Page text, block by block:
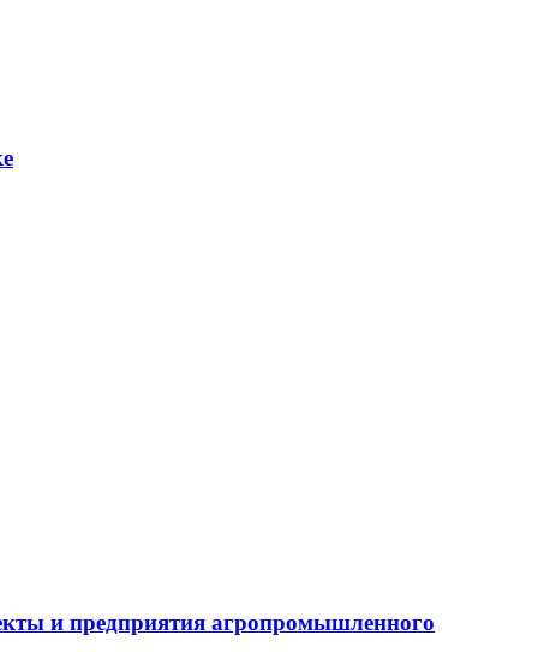
и предприятия агропромышленного